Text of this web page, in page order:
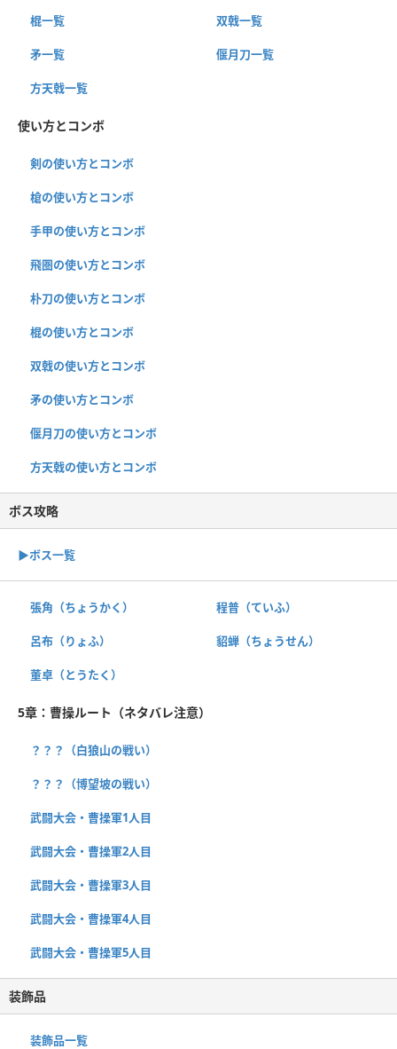
棍一覧 双戟一覧
矛一覧 偃月刀一覧
方天戟一覧
使い方とコンボ
剣の使い方とコンボ
槍の使い方とコンボ
手甲の使い方とコンボ
飛圏の使い方とコンボ
朴刀の使い方とコンボ
棍の使い方とコンボ
双戟の使い方とコンボ
矛の使い方とコンボ
偃月刀の使い方とコンボ
方天戟の使い方とコンボ
ボス攻略
▶︎ボス一覧
張角（ちょうかく） 程普（ていふ）
呂布（りょふ） 貂蝉（ちょうせん）
董卓（とうたく）
5章：曹操ルート（ネタバレ注意）
？？？（白狼山の戦い）
？？？（博望坡の戦い）
武闘大会・曹操軍1人目
武闘大会・曹操軍2人目
武闘大会・曹操軍3人目
武闘大会・曹操軍4人目
武闘大会・曹操軍5人目
装飾品
装飾品一覧